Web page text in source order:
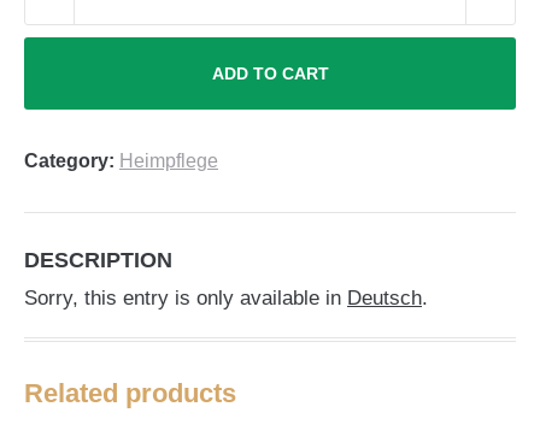
ADD TO CART
Category: Heimpflege
DESCRIPTION
Sorry, this entry is only available in Deutsch.
Related products